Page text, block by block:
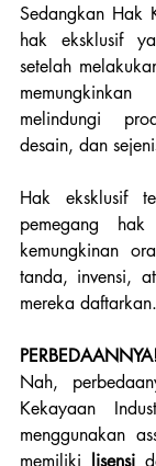
Sedangkan Hak
hak eksklusif
setelah
melindungi
desain, dan
Hak eksklusif
pemegang
kemungkinan
tanda, invensi,
mereka daftarkan.
Nah,
Kekayaan
menggunakan
memiliki lisensi